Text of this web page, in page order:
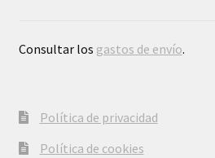
Consultar los gastos de envío.
Política de privacidad
Política de cookies